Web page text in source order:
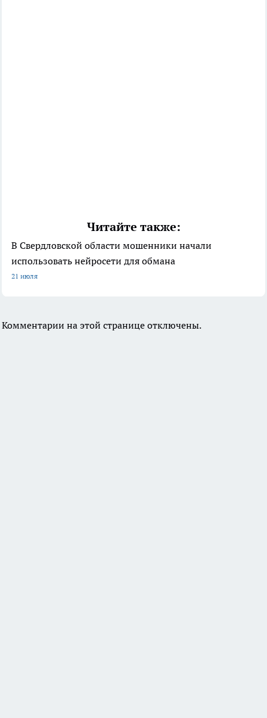
Читайте также:
В Свердловской области мошенники начали
использовать нейросети для обмана
21 июля
Комментарии на этой странице отключены.